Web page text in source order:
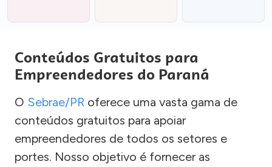
Conteúdos Gratuitos para
Empreendedores do Paraná
O Sebrae/PR oferece uma vasta gama de
conteúdos gratuitos para apoiar
empreendedores de todos os setores e
portes. Nosso objetivo é fornecer as